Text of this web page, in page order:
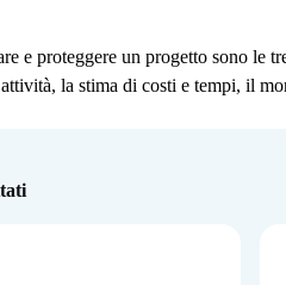
e proteggere un progetto sono le
la stima di costi e tempi, il